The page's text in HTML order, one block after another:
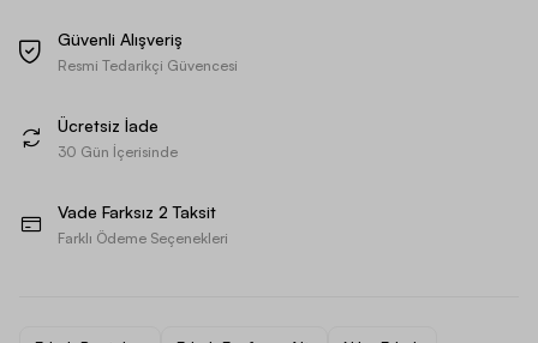
Güvenli Alışveriş
Resmi Tedarikçi Güvencesi
Ücretsiz İade
30 Gün İçerisinde
Vade Farksız 2 Taksit
Farklı Ödeme Seçenekleri